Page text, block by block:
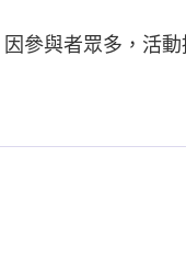
參與者眾多，活